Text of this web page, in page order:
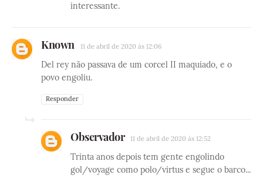
interessante.
Known 11 de abril de 2020 às 12:06
Del rey não passava de um corcel II maquiado, e o
povo engoliu.
Responder
Observador 11 de abril de 2020 às 12:52
Trinta anos depois tem gente engolindo
gol/voyage como polo/virtus e segue o barco...